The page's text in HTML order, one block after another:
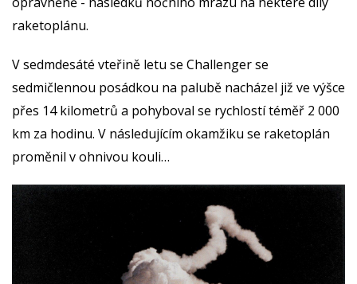
raketoplánu.
V sedmdesáté vteřině letu se Challenger se
sedmičlennou posádkou na palubě nacházel již ve výšce
přes 14 kilometrů a pohyboval se rychlostí téměř 2 000
km za hodinu. V následujícím okamžiku se raketoplán
proměnil v ohnivou kouli…